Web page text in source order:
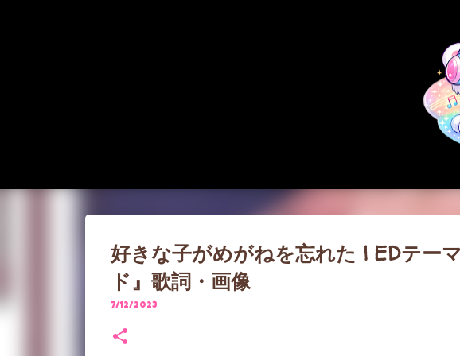
好きな子がめがねを忘れた | EDテー
ド』歌詞・画像
7/12/2023